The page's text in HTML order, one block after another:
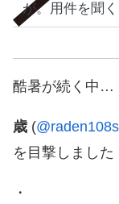
が。用件を聞く
酷暑が続く中…
歳 (@raden108s
を目撃しました
・